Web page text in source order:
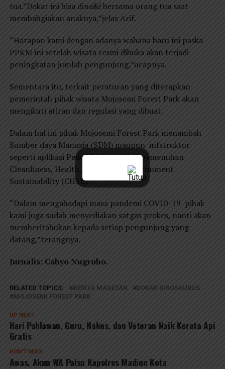
tua.”Dokar ini bisa dinaiki bersama orang tua saat
membahgiakan anaknya,”jelas Arif.
“Harapan kami dengan adanya wahana baru ini paska
PPKM ini setelah wisata resmi dibuka akan terjadi
peningkatan jumlah pengunjung,”ucapnya.
Sementara itu, terkait peraturan yang diterapkan
pemerintah pihak wisata Mojosemi Forest Park akan
mengikuti atiran dan regulasi yang dibuat.
Dalam hal ini pihak Mojosemi Forest Park menambah
Sumber daya Manusia (SDM) maupun infstruktur
seperti aplikasi Peduli Lindungi dan pemenuhan
Cleanliness, Health , Safety dan Environment
Sustainability (CHSE).
“Dalam mengahadapi masa pandemi COVID-19 pihak
kami juga sudah menyediakan satgas prokes, nanti akan
memberitahukan kepada setiap pengunjung yang
datang,”terangnya.
Jurnalis: Cahyo Nugroho.
RELATED TOPICS: BERITA MAGETAN
DOKAR DINOSAURUS
MOJOSEMI FOREST PARK
UP NEXT
Hari Pahlawan, Guru, Nakes, dan Veteran Naik Kereta Api
Gratis
DON'T MISS
Awas, Akun WA Palsu Kapolres Madiun Kota